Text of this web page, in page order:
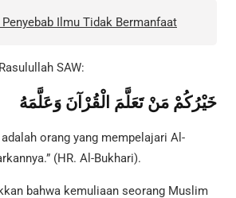
Ilmu Tidak Bermanfaat
SAW:
خَيْرُكُمْ مَنْ تَعَلَّمَ الْقُرْآنَ وَعَلَّمَهُ
orang yang mempelajari Al-
(HR. Al-Bukhari).
bahwa kemuliaan seorang Muslim